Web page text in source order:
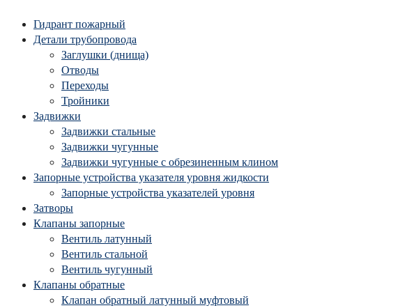
Гидрант пожарный
Детали трубопровода
Заглушки (днища)
Отводы
Переходы
Тройники
Задвижки
Задвижки стальные
Задвижки чугунные
Задвижки чугунные с обрезиненным клином
Запорные устройства указателя уровня жидкости
Запорные устройства указателей уровня
Затворы
Клапаны запорные
Вентиль латунный
Вентиль стальной
Вентиль чугунный
Клапаны обратные
Клапан обратный латунный муфтовый